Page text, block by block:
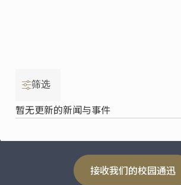
筛选
暂无更新的新闻与事件
接收我们的校园通迅